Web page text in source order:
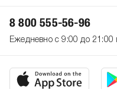
8 800 555-56-96
Ежедневно с 9:00 до 21:00